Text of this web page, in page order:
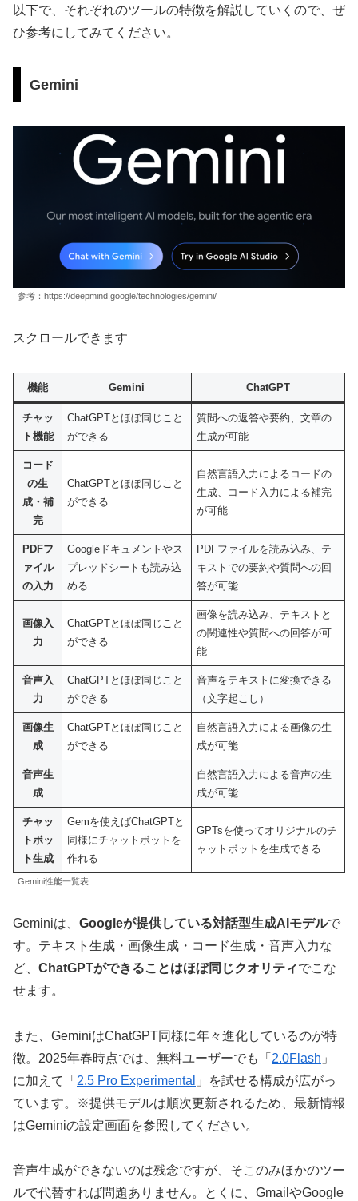
以下で、それぞれのツールの特徴を解説していくので、ぜ
ひ参考にしてみてください。
Gemini
参考：https://deepmind.google/technologies/gemini/
スクロールできます
機能 Gemini ChatGPT
チャッ
ト機能
ChatGPTとほぼ同じこと
ができる
質問への返答や要約、文章の
生成が可能
コード
の生
成・補
完
ChatGPTとほぼ同じこと
ができる
自然言語入力によるコードの
生成、コード入力による補完
が可能
PDFフ
ァイル
の入力
Googleドキュメントやス
プレッドシートも読み込
める
PDFファイルを読み込み、テ
キストでの要約や質問への回
答が可能
画像入
力
ChatGPTとほぼ同じこと
ができる
画像を読み込み、テキストと
の関連性や質問への回答が可
能
音声入
力
ChatGPTとほぼ同じこと
ができる
音声をテキストに変換できる
（文字起こし）
画像生
成
ChatGPTとほぼ同じこと
ができる
自然言語入力による画像の生
成が可能
音声生
成
–
自然言語入力による音声の生
成が可能
チャッ
トボッ
ト生成
Gemを使えばChatGPTと
同様にチャットボットを
作れる
GPTsを使ってオリジナルのチ
ャットボットを生成できる
Gemini性能一覧表
Geminiは、 Googleが提供している対話型生成AIモデルで
す。テキスト生成・画像生成・コード生成・音声入力な
ど、 ChatGPTができることはほぼ同じクオリティでこな
せます。
また、GeminiはChatGPT同様に年々進化しているのが特
徴。2025年春時点では、無料ユーザーでも「 2.0Flash 」
に加えて「 2.5 Pro Experimental
」を試せる構成が広がっ
ています。※提供モデルは順次更新されるため、最新情報
はGeminiの設定画面を参照してください。
音声生成ができないのは残念ですが、そこのみほかのツー
ルで代替すれば問題ありません。とくに、GmailやGoogle